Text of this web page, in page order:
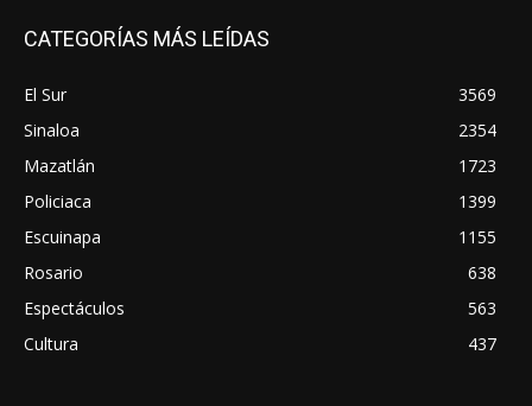
CATEGORÍAS MÁS LEÍDAS
El Sur
3569
Sinaloa
2354
Mazatlán
1723
Policiaca
1399
Escuinapa
1155
Rosario
638
Espectáculos
563
Cultura
437